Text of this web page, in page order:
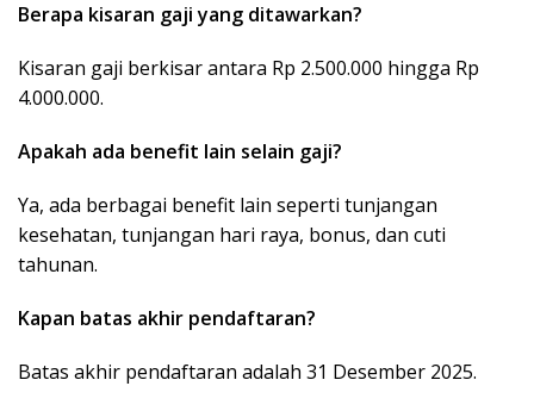
Berapa kisaran gaji yang ditawarkan?
Kisaran gaji berkisar antara Rp 2.500.000 hingga Rp
4.000.000.
Apakah ada benefit lain selain gaji?
Ya, ada berbagai benefit lain seperti tunjangan
kesehatan, tunjangan hari raya, bonus, dan cuti
tahunan.
Kapan batas akhir pendaftaran?
Batas akhir pendaftaran adalah 31 Desember 2025.